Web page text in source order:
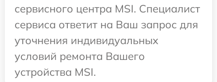
сервисного центра MSI. Специалист
сервиса ответит на Ваш запрос для
уточнения индивидуальных
условий ремонта Вашего
устройства MSI.